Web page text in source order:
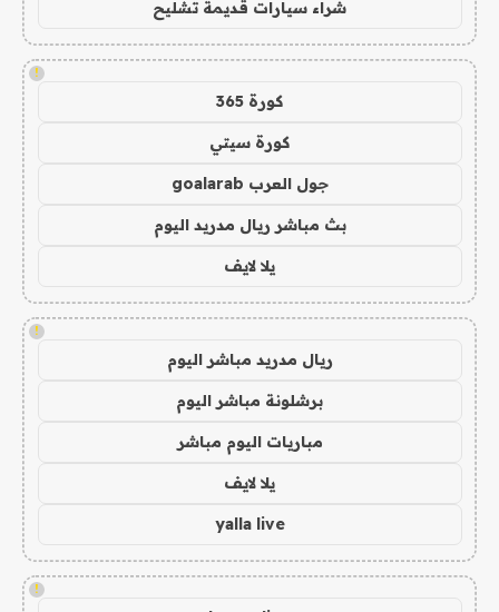
شراء سيارات قديمة تشليح
!
كورة 365
كورة سيتي
جول العرب goalarab
بث مباشر ريال مدريد اليوم
يلا لايف
!
ريال مدريد مباشر اليوم
برشلونة مباشر اليوم
مباريات اليوم مباشر
يلا لايف
yalla live
!